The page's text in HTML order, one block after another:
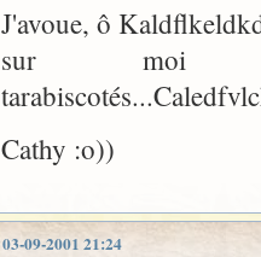
J'avoue, ô
sur moi
Cathy :o))
03-09-2001 21:24